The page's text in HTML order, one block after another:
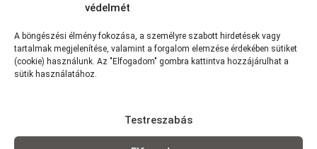
védelmét
A böngészési élmény fokozása, a személyre szabott hirdetések vagy
tartalmak megjelenítése, valamint a forgalom elemzése érdekében sütiket
(cookie) használunk. Az "Elfogadom" gombra kattintva hozzájárulhat a
sütik használatához.
Testreszabás
Házhozszállítás / Elvitel
km-ig: 990Ft | 3,5-5 km-ig: 1290Ft | 4-5 km-ig: 1490Ft | 5-6 km-ig:
1990Ft | 6-7 km-ig: 2290Ft (minimum rendelés: 3 000 Ft)